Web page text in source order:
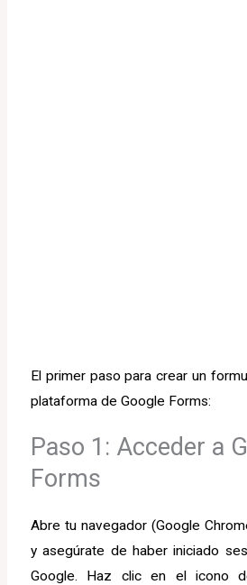
El primer paso para crear un
plataforma de Google Forms:
Paso 1: Acceder a
Forms
Abre tu navegador (Google
y asegúrate de haber iniciado
Google. Haz clic en el icono